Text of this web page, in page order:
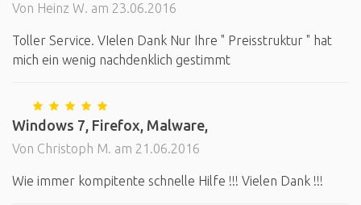
Von Heinz W. am 23.06.2016
Toller Service. VIelen Dank Nur Ihre " Preisstruktur " hat
mich ein wenig nachdenklich gestimmt
Windows 7, Firefox, Malware,
Von Christoph M. am 21.06.2016
Wie immer kompitente schnelle Hilfe !!! Vielen Dank !!!